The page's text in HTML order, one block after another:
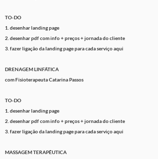
TO-DO
1. desenhar landing page
2. desenhar pdf com info + preços + jornada do cliente
3. fazerligaçãoda landing page para cada serviço aqui
DRENAGEM LINFÁTICA
com Fisioterapeuta Catarina Passos
TO-DO
1. desenhar landing page
2. desenhar pdf com info + preços + jornada do cliente
3. fazerligaçãoda landing page para cada serviço aqui
MASSAGEM TERAPÊUTICA